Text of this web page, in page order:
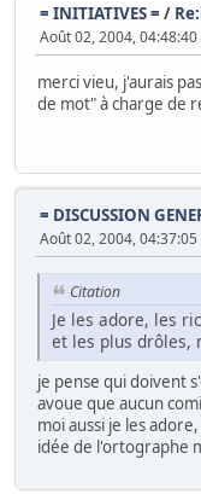
= INITIATIVES = /
Août 02, 2004, 04:48:40
merci vieu, j'aurais
de mot" à charge de
= DISCUSSION
Août 02, 2004, 04:37:05
Citation
Je les adore, les
et les plus drôles,
je pense qui doivent
avoue que aucun
moi aussi je les
idée de l'ortographe